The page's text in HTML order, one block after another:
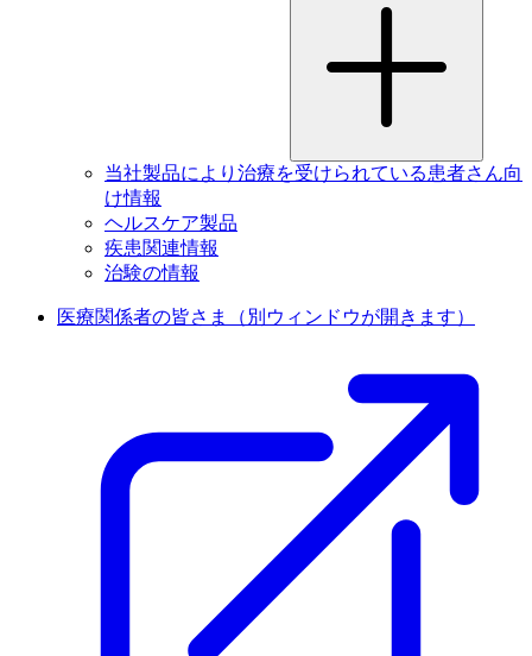
当社製品により治療を受けられている患者さん向
け情報
ヘルスケア製品
疾患関連情報
治験の情報
医療関係者の皆さま （別ウィンドウが開きます）